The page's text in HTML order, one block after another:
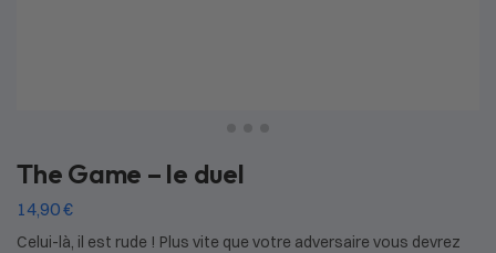
The Game – le duel
14,90€
Celui-là, il est rude ! Plus vite que votre adversaire vous devrez